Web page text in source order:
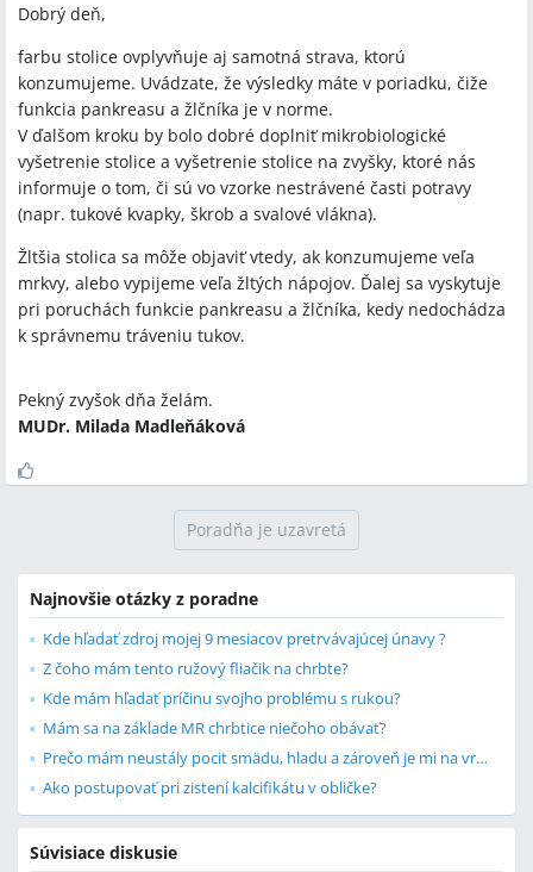
Dobrý deň,
farbu stolice ovplyvňuje aj samotná strava, ktorú
konzumujeme. Uvádzate, že výsledky máte v poriadku, čiže
funkcia pankreasu a žlčníka je v norme.
V ďalšom kroku by bolo dobré doplniť mikrobiologické
vyšetrenie stolice a vyšetrenie stolice na zvyšky, ktoré nás
informuje o tom, či sú vo vzorke nestrávené časti potravy
(napr. tukové kvapky, škrob a svalové vlákna).
Žltšia stolica sa môže objaviť vtedy, ak konzumujeme veľa
mrkvy, alebo vypijeme veľa žltých nápojov. Ďalej sa vyskytuje
pri poruchách funkcie pankreasu a žlčníka, kedy nedochádza
k správnemu tráveniu tukov.
Pekný zvyšok dňa želám.
MUDr. Milada Madleňáková
Poradňa je uzavretá
Najnovšie otázky z poradne
Kde hľadať zdroj mojej 9 mesiacov pretrvávajúcej únavy ?
Z čoho mám tento ružový fliačik na chrbte?
Kde mám hľadať príčinu svojho problému s rukou?
Mám sa na základe MR chrbtice niečoho obávať?
Prečo mám neustály pocit smädu, hladu a zároveň je mi na vracanie?
Ako postupovať pri zistení kalcifikátu v obličke?
Súvisiace diskusie